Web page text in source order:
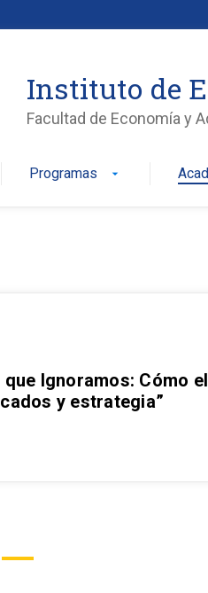
Instituto de
Facultad de Economía y
Programas arrow_drop_down
Ignoramos: Cómo
y estrategia”